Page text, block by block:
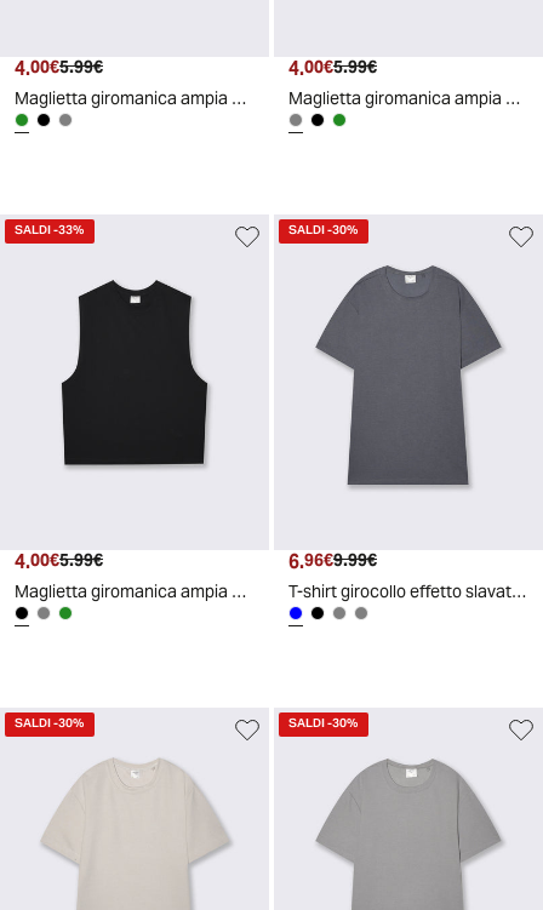
Prezzo attuale
4.00€ Prezzo originale
5.99€
Maglietta giromanica ampia senza maniche - Verde oliva
Prezzo attuale
4.00€ Prezzo originale
5.99€
Maglietta giromanica ampia senza maniche - Grigio stone
SALDI-33%
Prezzo attuale
4.00€ Prezzo originale
5.99€
Maglietta giromanica ampia senza maniche - Nero
SALDI-30%
Prezzo attuale
6.96€ Prezzo originale
9.99€
T-shirt girocollo effetto slavato ottoman - Avion
SALDI-30% SALDI-30%